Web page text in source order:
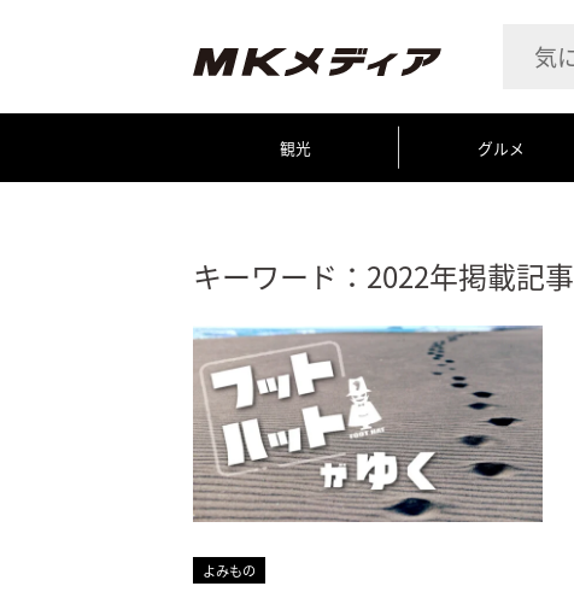
観光 グルメ
キーワード：2022年掲載記事
よみもの